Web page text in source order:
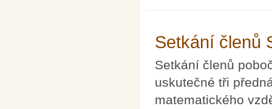
Setkání členů
Setkání členů
uskutečné tři
matematického